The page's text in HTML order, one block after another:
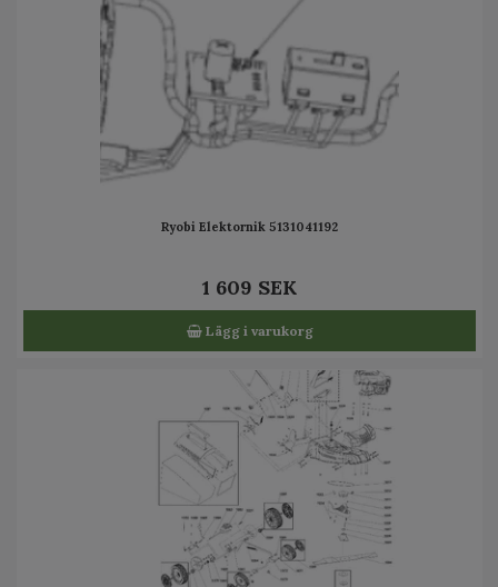
Ryobi Elektornik 5131041192
1 609 SEK
Lägg i varukorg